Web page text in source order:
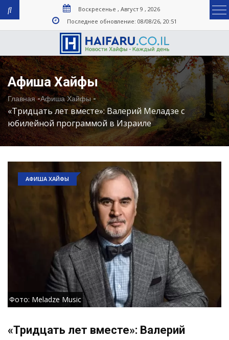
Воскресенье , Август 9 , 2026
Последнее обновление: 08/08/26, 20:51
Афиша Хайфы
Главная-Афиша Хайфы-
«Тридцать лет вместе»: Валерий Меладзе с
юбилейной программой в Израиле
АФИША ХАЙФЫ
Фото: Meladze Music
«Тридцать лет вместе»: Валерий